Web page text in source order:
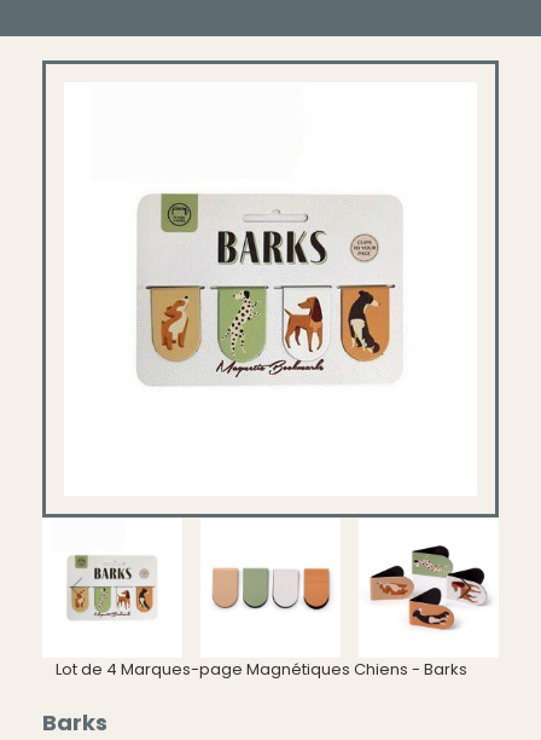
Lot de 4 Marques-page Magnétiques Chiens - Barks
Barks